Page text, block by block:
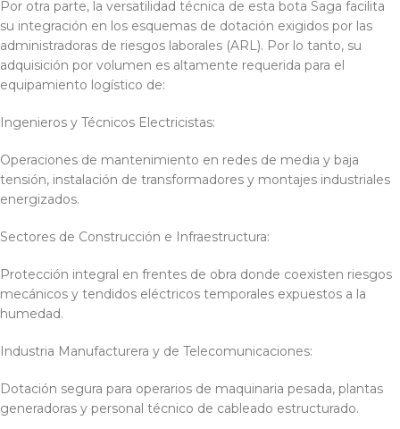
Por otra parte, la versatilidad técnica de esta bota Saga facilita
su integración en los esquemas de dotación exigidos por las
administradoras de riesgos laborales (ARL). Por lo tanto, su
adquisición por volumen es altamente requerida para el
equipamiento logístico de:
Ingenieros y Técnicos Electricistas:
Operaciones de mantenimiento en redes de media y baja
tensión, instalación de transformadores y montajes industriales
energizados.
Sectores de Construcción e Infraestructura:
Protección integral en frentes de obra donde coexisten riesgos
mecánicos y tendidos eléctricos temporales expuestos a la
humedad.
Industria Manufacturera y de Telecomunicaciones:
Dotación segura para operarios de maquinaria pesada, plantas
generadoras y personal técnico de cableado estructurado.